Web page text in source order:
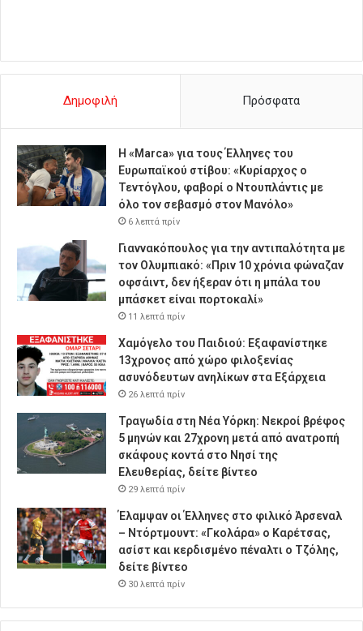
Δημοφιλή Πρόσφατα
Η «Marca» για τους Έλληνες του
Ευρωπαϊκού στίβου: «Κυρίαρχος ο
Τεντόγλου, φαβορί ο Ντουπλάντις με
όλο τον σεβασμό στον Μανόλο»
6 λεπτά πρίν
Γιαννακόπουλος για την αντιπαλότητα με
τον Ολυμπιακό: «Πριν 10 χρόνια φώναζαν
οφσάιντ, δεν ήξεραν ότι η μπάλα του
μπάσκετ είναι πορτοκαλί»
11 λεπτά πρίν
Χαμόγελο του Παιδιού: Εξαφανίστηκε
13χρονος από χώρο φιλοξενίας
ασυνόδευτων ανηλίκων στα Εξάρχεια
26 λεπτά πρίν
Τραγωδία στη Νέα Υόρκη: Νεκροί βρέφος
5 μηνών και 27χρονη μετά από ανατροπή
σκάφους κοντά στο Νησί της
Ελευθερίας, δείτε βίντεο
29 λεπτά πρίν
Έλαμψαν οι Έλληνες στο φιλικό Άρσεναλ
– Ντόρτμουντ: «Γκολάρα» ο Καρέτσας,
ασίστ και κερδισμένο πέναλτι ο Τζόλης,
δείτε βίντεο
30 λεπτά πρίν